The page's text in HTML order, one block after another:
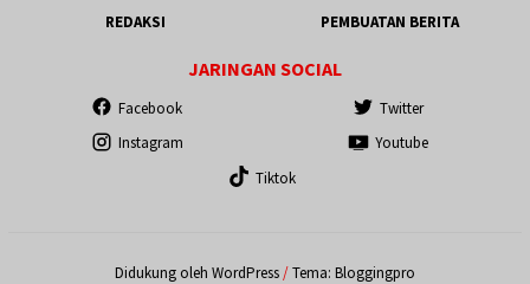
REDAKSI
PEMBUATAN BERITA
JARINGAN SOCIAL
Facebook
Twitter
Instagram
Youtube
Tiktok
Didukung oleh WordPress/Tema: Bloggingpro